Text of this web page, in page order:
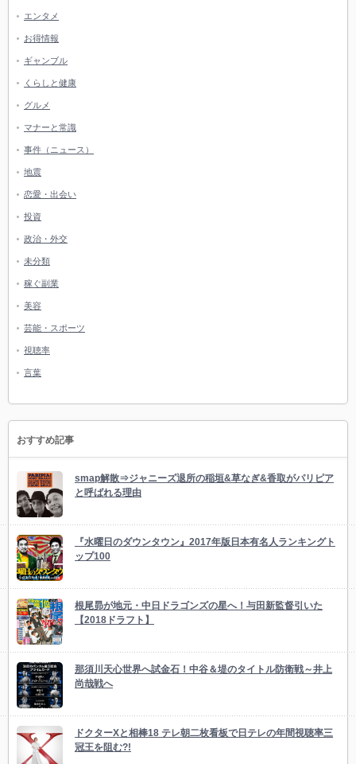
エンタメ
お得情報
ギャンブル
くらしと健康
グルメ
マナーと常識
事件（ニュース）
地震
恋愛・出会い
投資
政治・外交
未分類
稼ぐ副業
美容
芸能・スポーツ
視聴率
言葉
おすすめ記事
smap解散⇒ジャニーズ退所の稲垣&草なぎ&香取がパリピア
と呼ばれる理由
『水曜日のダウンタウン』2017年版日本有名人ランキングト
ップ100
根尾昴が地元・中日ドラゴンズの星へ！与田新監督引いた
【2018ドラフト】
那須川天心世界へ試金石！中谷＆堤のタイトル防衛戦～井上
尚哉戦へ
ドクターXと相棒18 テレ朝二枚看板で日テレの年間視聴率三
冠王を阻む?!